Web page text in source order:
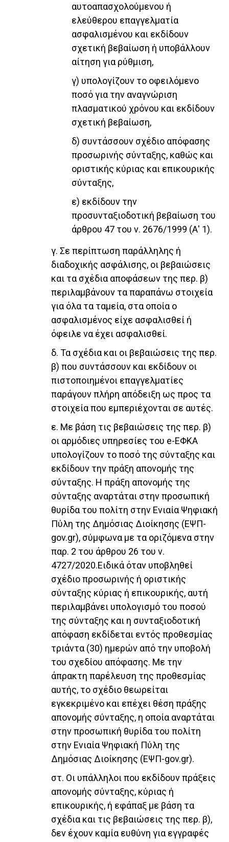
αυτοαπασχολούμενου ή
ελεύθερου επαγγελματία
ασφαλισμένου και εκδίδουν
σχετική βεβαίωση ή υποβάλλουν
αίτηση για ρύθμιση,
γ) υπολογίζουν το οφειλόμενο
ποσό για την αναγνώριση
πλασματικού χρόνου και εκδίδουν
σχετική βεβαίωση,
δ) συντάσσουν σχέδιο απόφασης
προσωρινής σύνταξης, καθώς και
οριστικής κύριας και επικουρικής
σύνταξης,
ε) εκδίδουν την
προσυνταξιοδοτική βεβαίωση του
άρθρου 47 του ν. 2676/1999 (Α' 1).
γ. Σε περίπτωση παράλληλης ή
διαδοχικής ασφάλισης, οι βεβαιώσεις
και τα σχέδια αποφάσεων της περ. β)
περιλαμβάνουν τα παραπάνω στοιχεία
για όλα τα ταμεία, στα οποία ο
ασφαλισμένος είχε ασφαλισθεί ή
όφειλε να έχει ασφαλισθεί.
δ. Τα σχέδια και οι βεβαιώσεις της περ.
β) που συντάσσουν και εκδίδουν οι
πιστοποιημένοι επαγγελματίες
παράγουν πλήρη απόδειξη ως προς τα
στοιχεία που εμπεριέχονται σε αυτές.
ε. Με βάση τις βεβαιώσεις της περ. β)
οι αρμόδιες υπηρεσίες του e-ΕΦΚΑ
υπολογίζουν το ποσό της σύνταξης και
εκδίδουν την πράξη απονομής της
σύνταξης. Η πράξη απονομής της
σύνταξης αναρτάται στην προσωπική
θυρίδα του πολίτη στην Ενιαία Ψηφιακή
Πύλη της Δημόσιας Διοίκησης (ΕΨΠ-
gov.gr), σύμφωνα με τα οριζόμενα στην
παρ. 2 του άρθρου 26 του ν.
4727/2020.Ειδικά όταν υποβληθεί
σχέδιο προσωρινής ή οριστικής
σύνταξης κύριας ή επικουρικής, αυτή
περιλαμβάνει υπολογισμό του ποσού
της σύνταξης και η συνταξιοδοτική
απόφαση εκδίδεται εντός προθεσμίας
τριάντα (30) ημερών από την υποβολή
του σχεδίου απόφασης. Με την
άπρακτη παρέλευση της προθεσμίας
αυτής, το σχέδιο θεωρείται
εγκεκριμένο και επέχει θέση πράξης
απονομής σύνταξης, η οποία αναρτάται
στην προσωπική θυρίδα του πολίτη
στην Ενιαία Ψηφιακή Πύλη της
Δημόσιας Διοίκησης (ΕΨΠ-gov.gr).
στ. Οι υπάλληλοι που εκδίδουν πράξεις
απονομής σύνταξης, κύριας ή
επικουρικής, ή εφάπαξ με βάση τα
σχέδια και τις βεβαιώσεις της περ. β),
δεν έχουν καμία ευθύνη για εγγραφές